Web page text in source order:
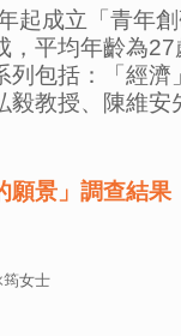
起成立「青年
平均年齡為
列包括：「經
教授、陳維
願景」調查結果
筠女士